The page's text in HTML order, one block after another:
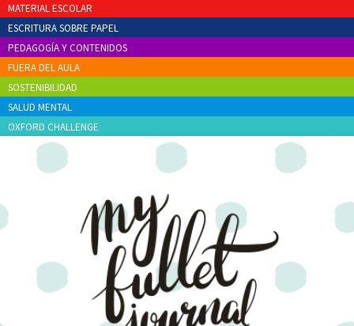
MATERIAL ESCOLAR
ESCRITURA SOBRE PAPEL
PEDAGOGÍA Y CONTENIDOS
FUERA DEL AULA
SOSTENIBILIDAD
SALUD MENTAL
OXFORD CHALLENGE